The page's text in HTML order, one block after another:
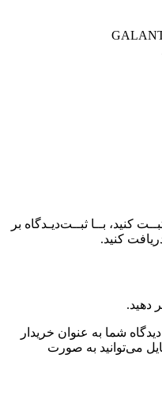
کنید، بــا ثبــت‌دیـدگاه بر
دهید.
شما به عنوان خریدار
می‌توانید به صورت